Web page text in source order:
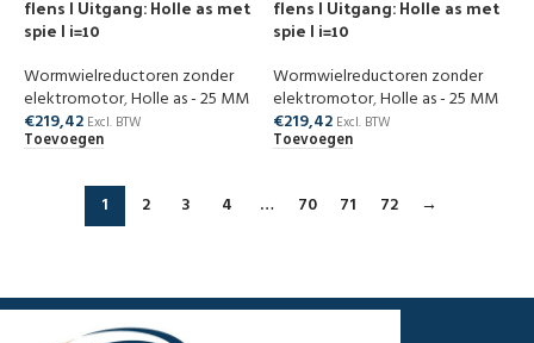
flens | Uitgang: Holle as met
spie | i=10
Wormwielreductoren zonder
elektromotor,Holle as - 25 MM
€219,42 Excl. BTW
Toevoegen
flens | Uitgang: Holle as met
spie | i=10
Wormwielreductoren zonder
elektromotor,Holle as - 25 MM
€219,42 Excl. BTW
Toevoegen
1 2 3 4 … 70 71 72 →